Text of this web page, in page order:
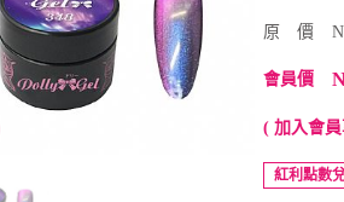
原 價
會員價
( 加入會
紅利點數